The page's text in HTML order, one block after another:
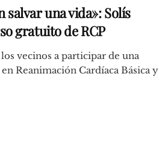
salvar una vida»: Solís
gratuito de RCP
vecinos a participar de una
Reanimación Cardíaca Básica y